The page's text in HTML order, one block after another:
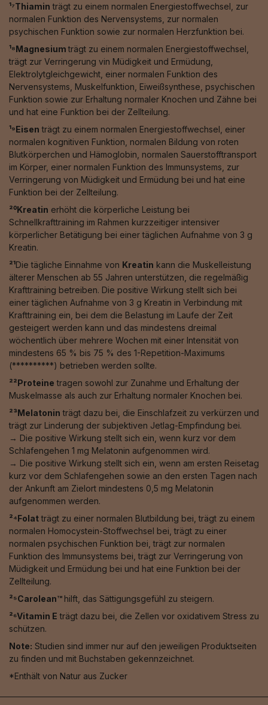
¹⁷Thiamin trägt zu einem normalen Energiestoffwechsel, zur
normalen Funktion des Nervensystems, zur normalen
psychischen Funktion sowie zur normalen Herzfunktion bei.
¹⁸Magnesiumträgt zu einem normalen Energiestoffwechsel,
trägt zur Verringerung vin Müdigkeit und Ermüdung,
Elektrolytgleichgewicht, einer normalen Funktion des
Nervensystems, Muskelfunktion, Eiweißsynthese, psychischen
Funktion sowie zur Erhaltung normaler Knochen und Zähne bei
und hat eine Funktion bei der Zellteilung.
¹⁹Eisen trägt zu einem normalen Energiestoffwechsel, einer
normalen kognitiven Funktion, normalen Bildung von roten
Blutkörperchen und Hämoglobin, normalen Sauerstofftransport
im Körper, einer normalen Funktion des Immunsystems, zur
Verringerung von Müdigkeit und Ermüdung bei und hat eine
Funktion bei der Zellteilung.
²⁰Kreatin erhöht die körperliche Leistung bei
Schnellkrafttraining im Rahmen kurzzeitiger intensiver
körperlicher Betätigung bei einer täglichen Aufnahme von 3 g
Kreatin.
²¹Die tägliche Einnahme von Kreatin kann die Muskelleistung
älterer Menschen ab 55 Jahren unterstützen, die regelmäßig
Krafttraining betreiben. Die positive Wirkung stellt sich bei
einer täglichen Aufnahme von 3 g Kreatin in Verbindung mit
Krafttraining ein, bei dem die Belastung im Laufe der Zeit
gesteigert werden kann und das mindestens dreimal
wöchentlich über mehrere Wochen mit einer Intensität von
mindestens 65 % bis 75 % des 1-Repetition-Maximums
(**********) betrieben werden sollte.
²²Proteine tragen sowohl zur Zunahme und Erhaltung der
Muskelmasse als auch zur Erhaltung normaler Knochen bei.
²³Melatonin trägt dazu bei, die Einschlafzeit zu verkürzen und
trägt zur Linderung der subjektiven Jetlag-Empfindung bei.
→ Die positive Wirkung stellt sich ein, wenn kurz vor dem
Schlafengehen 1 mg Melatonin aufgenommen wird.
→ Die positive Wirkung stellt sich ein, wenn am ersten Reisetag
kurz vor dem Schlafengehen sowie an den ersten Tagen nach
der Ankunft am Zielort mindestens 0,5 mg Melatonin
aufgenommen werden.
²⁴Folatträgt zu einer normalen Blutbildung bei, trägt zu einem
normalen Homocystein-Stoffwechsel bei, trägt zu einer
normalen psychischen Funktion bei, trägt zur normalen
Funktion des Immunsystems bei, trägt zur Verringerung von
Müdigkeit und Ermüdung bei und hat eine Funktion bei der
Zellteilung.
²⁵Carolean™️ hilft, das Sättigungsgefühl zu steigern.
²⁶Vitamin E trägt dazu bei, die Zellen vor oxidativem Stress zu
schützen.
Note: Studien sind immer nur auf den jeweiligen Produktseiten
zu finden und mit Buchstaben gekennzeichnet.
*Enthält von Natur aus Zucker